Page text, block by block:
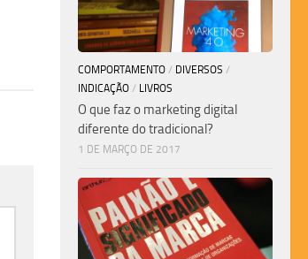
COMPORTAMENTO / DIVERSOS /
INDICAÇÃO / LIVROS
O que faz o marketing digital
diferente do tradicional?
1 DE MARÇO DE 2017